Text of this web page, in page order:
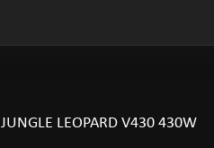
JUNGLE LEOPARD V430 430W